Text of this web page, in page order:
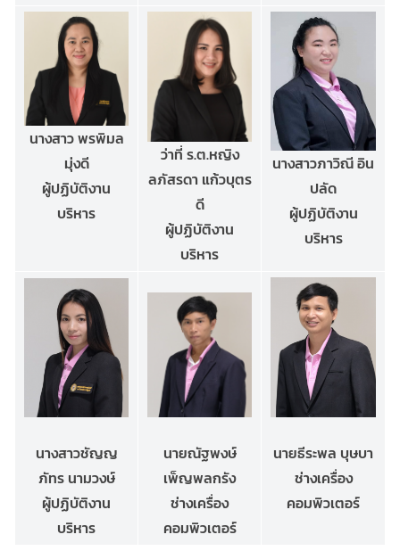
นางสาว พรพิมล
มุ่งดี
ผู้ปฏิบัติงาน
บริหาร
ว่าที่ ร.ต.หญิง
ลภัสรดา แก้วบุตร
ดี
ผู้ปฏิบัติงาน
บริหาร
นางสาวภาวิณี อิน
ปลัด
ผู้ปฏิบัติงาน
บริหาร
นางสาวชัญญ
ภัทร นามวงษ์
ผู้ปฏิบัติงาน
บริหาร
นายณัฐพงษ์
เพ็ญพลกรัง
ช่างเครื่อง
คอมพิวเตอร์
นายธีระพล บุษบา
ช่างเครื่อง
คอมพิวเตอร์